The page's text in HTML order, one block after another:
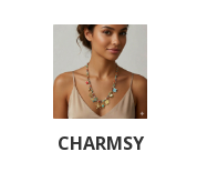
CHARMSY